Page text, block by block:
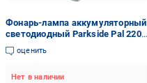
Фонарь-лампа аккумуляторный
светодиодный Parkside Pal 2200
A3 600 Лм
оценить
Нет в наличии